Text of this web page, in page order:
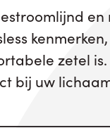
zetel
bij uw